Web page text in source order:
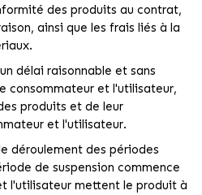
des produits au contrat,
ainsi que les frais liés à la
délai raisonnable et sans
consommateur et l'utilisateur,
produits et de leur
et l'utilisateur.
déroulement des périodes
de suspension commence
l'utilisateur mettent le produit à